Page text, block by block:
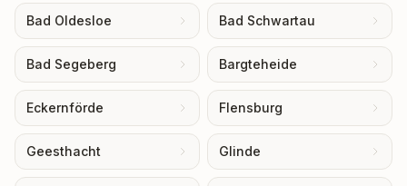
Bad Oldesloe Bad Schwartau
Bad Segeberg Bargteheide
Eckernförde Flensburg
Geesthacht Glinde